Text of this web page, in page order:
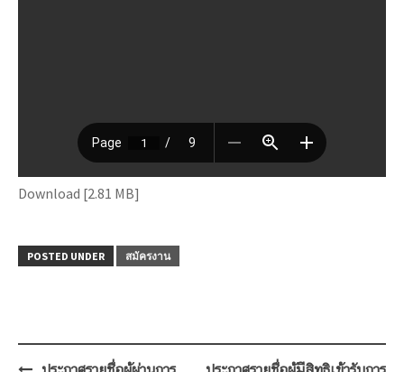
Download [2.81 MB]
POSTED UNDER สมัครงาน